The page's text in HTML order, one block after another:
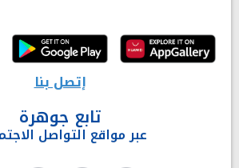
إتصل بنا
تابع جوهرة
عبر مواقع التواصل